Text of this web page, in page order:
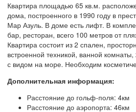
Квартира площадью 65 кв.м.
дома, построенного в 1990 году в
Мар Азуль. В доме есть лифт. В
бар, ресторан, всего 100 метров от
Квартира состоит из 2 спален,
встроенной техникой, ванной
с видом на море. Необходим
Дополнительная информация:
Расстояние до гольф-поля: 4км
Расстояние до аэропорта: 46км